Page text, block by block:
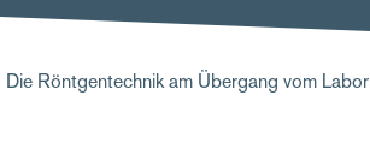
Die Röntgentechnik am Übergang vom